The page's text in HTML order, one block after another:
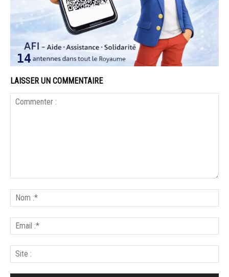
LAISSER UN COMMENTAIRE